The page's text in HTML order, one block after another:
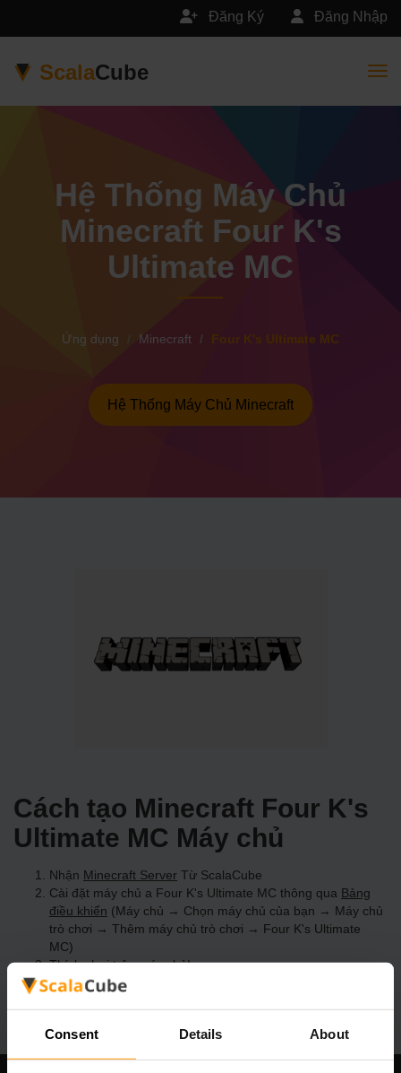
Consent Details About
Đăng Nhập
Đăng Ký
ScalaCube
Hệ Thống Máy Chủ
Minecraft Four K's
Ultimate MC
Ứng dụng Minecraft Four K's Ultimate MC
Hệ Thống Máy Chủ Minecraft
Cách tạo Minecraft Four K's
Ultimate MC Máy chủ
Nhận Minecraft Server Từ ScalaCube
Cài đặt máy chủ a Four K's Ultimate MC thông qua Bảng
điều khiển (Máy chủ → Chọn máy chủ của bạn → Máy chủ
trò chơi → Thêm máy chủ trò chơi → Four K's Ultimate
MC)
Thích chơi trên máy chủ!